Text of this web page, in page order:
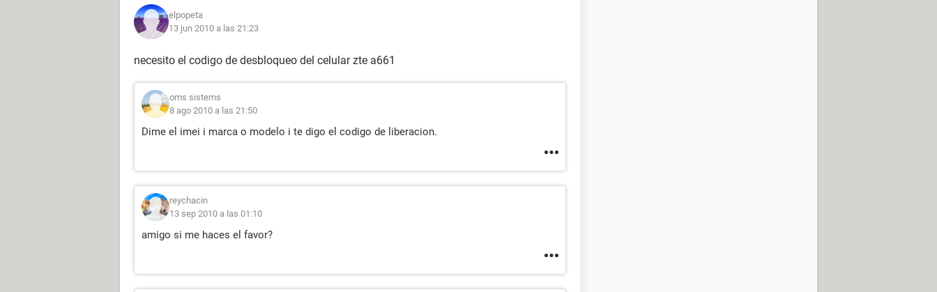
elpopeta
13 jun 2010 a las 21:23
necesito el codigo de desbloqueo del celular zte a661
oms sistems
8 ago 2010 a las 21:50
Dime el imei i marca o modelo i te digo el codigo de liberacion.
reychacin
13 sep 2010 a las 01:10
amigo si me haces el favor?